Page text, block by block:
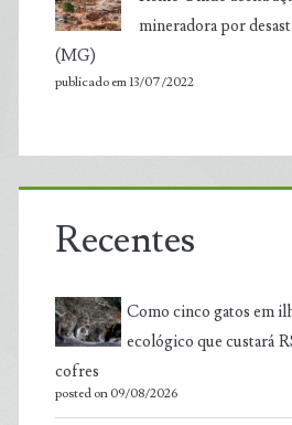
mineradora por
(MG)
publicado em 13/07/2022
Recentes
Como cinco gatos em
ecológico que custará
cofres
posted on 09/08/2026